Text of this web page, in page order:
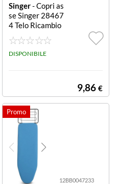
Singer- Copri as
se Singer 28467
4 Telo Ricambio
X Pressa Stiro T
elo Ricambio X
Pressa Stiro
DISPONIBILE
9,86 €
12BB0047233